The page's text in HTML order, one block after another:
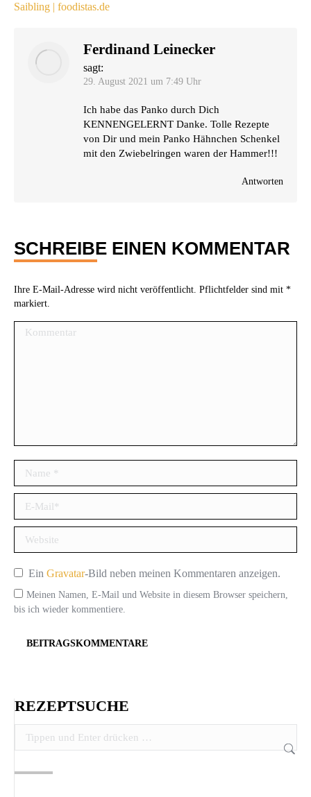
Saibling | foodistas.de
Ferdinand Leinecker
sagt:
29. August 2021 um 7:49 Uhr
Ich habe das Pan­ko durch Dich
KENNENGELERNT Dan­ke. Tol­le Rezep­te
von Dir und mein Pan­ko Hähn­chen Schen­kel
mit den Zwie­bel­rin­gen waren der Hammer!!!
Antworten
SCHREIBE EINEN KOMMENTAR
Ihre E-Mail-Adresse wird nicht veröffentlicht. Pflichtfelder sind mit *
markiert.
Kommentar
EinGravatar-Bild neben meinen Kommentaren anzeigen.
Meinen Namen, E-Mail und Website in diesem Browser speichern,
bis ich wieder kommentiere.
BEITRAGSKOMMENTARE
REZEPTSUCHE